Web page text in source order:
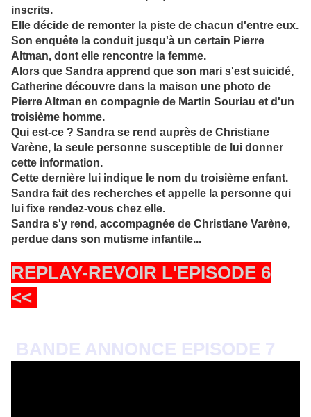
inscrits.
Elle décide de remonter la piste de chacun d'entre eux.
Son enquête la conduit jusqu'à un certain Pierre
Altman, dont elle rencontre la femme.
Alors que Sandra apprend que son mari s'est suicidé,
Catherine découvre dans la maison une photo de
Pierre Altman en compagnie de Martin Souriau et d'un
troisième homme.
Qui est-ce ? Sandra se rend auprès de Christiane
Varène, la seule personne susceptible de lui donner
cette information.
Cette dernière lui indique le nom du troisième enfant.
Sandra fait des recherches et appelle la personne qui
lui fixe rendez-vous chez elle.
Sandra s'y rend, accompagnée de Christiane Varène,
perdue dans son mutisme infantile...
REPLAY-REVOIR L'EPISODE 6
<<
BANDE ANNONCE EPISODE 7